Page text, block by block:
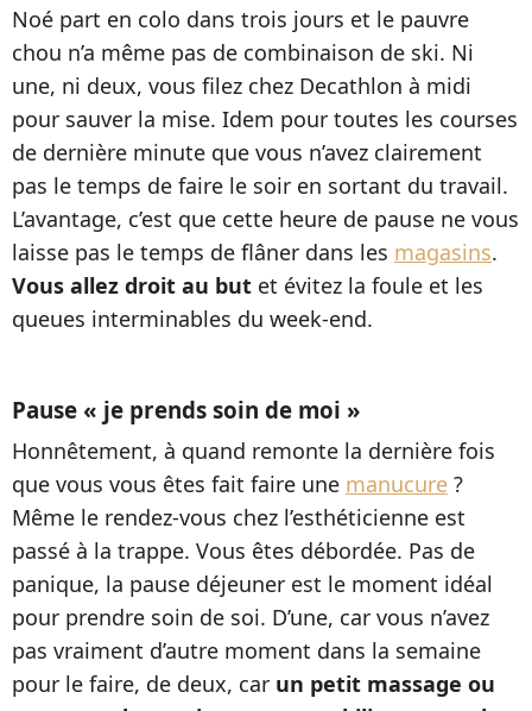
Noé part en colo dans trois jours et le pauvre
chou n’a même pas de combinaison de ski. Ni
une, ni deux, vous filez chez Decathlon à midi
pour sauver la mise. Idem pour toutes les courses
de dernière minute que vous n’avez clairement
pas le temps de faire le soir en sortant du travail.
L’avantage, c’est que cette heure de pause ne vous
laisse pas le temps de flâner dans les magasins.
Vous allez droit au but et évitez la foule et les
queues interminables du week-end.
Pause « je prends soin de moi »
Honnêtement, à quand remonte la dernière fois
que vous vous êtes fait faire une manucure ?
Même le rendez-vous chez l’esthéticienne est
passé à la trappe. Vous êtes débordée. Pas de
panique, la pause déjeuner est le moment idéal
pour prendre soin de soi. D’une, car vous n’avez
pas vraiment d’autre moment dans la semaine
pour le faire, de deux, car un petit massage ou